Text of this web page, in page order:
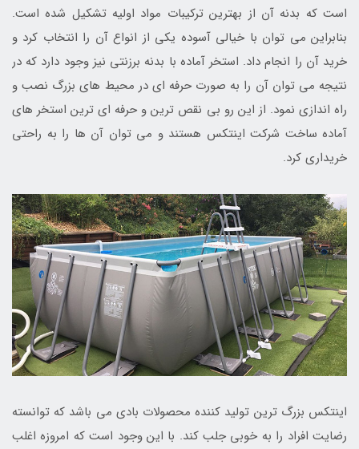
است که بدنه آن از بهترین ترکیبات مواد اولیه تشکیل شده است.
بنابراین می توان با خیالی آسوده یکی از انواع آن را انتخاب کرد و
خرید آن را انجام داد. استخر آماده با بدنه برزنتی نیز وجود دارد که در
نتیجه می توان آن را به صورت حرفه ای در محیط های بزرگ نصب و
راه اندازی نمود. از این رو بی نقص ترین و حرفه ای ترین استخر های
آماده ساخت شرکت اینتکس هستند و می توان آن ها را به راحتی
خریداری کرد.
اینتکس بزرگ ترین تولید کننده محصولات بادی می باشد که توانسته
رضایت افراد را به خوبی جلب کند. با این وجود است که امروزه اغلب